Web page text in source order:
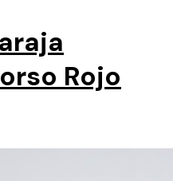
Rojo